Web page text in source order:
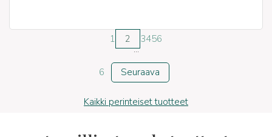
1 2 3456
...
6
Seuraava
Kaikki perinteiset tuotteet